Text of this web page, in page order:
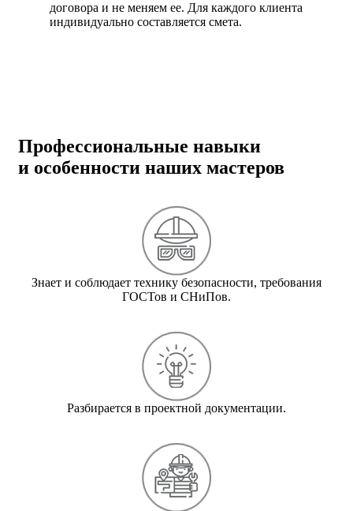
договора и не меняем ее. Для каждого клиента
индивидуально составляется смета.
Профессиональные навыки
и особенности наших мастеров
Знает и соблюдает технику безопасности, требования
ГОСТов и СНиПов.
Разбирается в проектной документации.